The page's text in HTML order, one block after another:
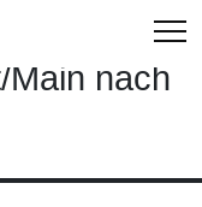
Main nach